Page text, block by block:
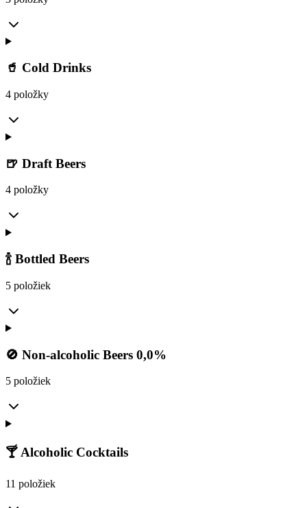
🥤 Cold Drinks
4 položky
🍺 Draft Beers
4 položky
🍾 Bottled Beers
5 položiek
🚫 Non-alcoholic Beers 0,0%
5 položiek
🍸 Alcoholic Cocktails
11 položiek